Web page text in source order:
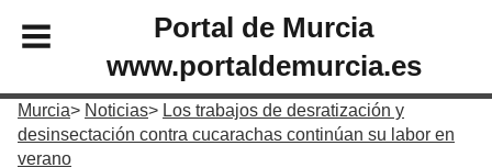
Portal de Murcia
www.portaldemurcia.es
Murcia Noticias
Los trabajos de desratización y
desinsectación contra cucarachas continúan su labor en
verano